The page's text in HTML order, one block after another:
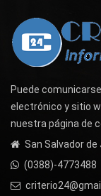
Puede
electrónico y sitio
nuestra página de
San Salvador de
(0388)-4773488